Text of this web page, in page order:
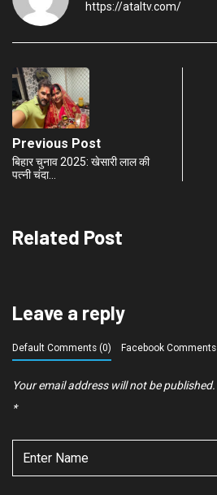
https://ataltv.com/
Previous Post
बिहार चुनाव 2025: खेसारी लाल की
पत्नी चंदा…
Related Post
Leave a reply
Default Comments (0) Facebook Comments
Your email address will not be published.
*